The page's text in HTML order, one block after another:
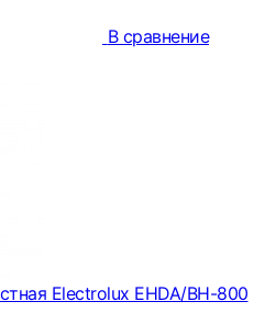
В сравнение
Electrolux EHDA/BH-800